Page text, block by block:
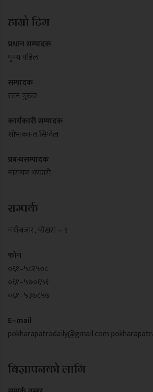
हाम्रो टिम
प्रधान सम्पादक
पुण्य पौडेल
सम्पादक
रतन गुरुङ
कार्यकारी सम्पादक
शोभाकान्त सिग्देल
प्रबन्धसम्पादक
नारायण भण्डारी
सम्पर्क
नयाँबजार , पोखरा – ९
फोन
०६१–५८२५०८
०६१–५७०६५१
०६१–५३७८५७
E–mail
pokharapatradaily@gmail.com
बिज्ञापनको लागि